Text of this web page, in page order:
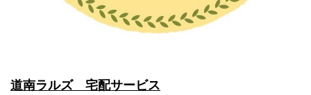
道南ラルズ 宅配サービス